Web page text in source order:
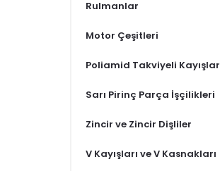
Rulmanlar
Motor Çeşitleri
Poliamid Takviyeli Kayışlar
Sarı Pirinç Parça İşçilikleri
Zincir ve Zincir Dişliler
V Kayışları ve V Kasnakları